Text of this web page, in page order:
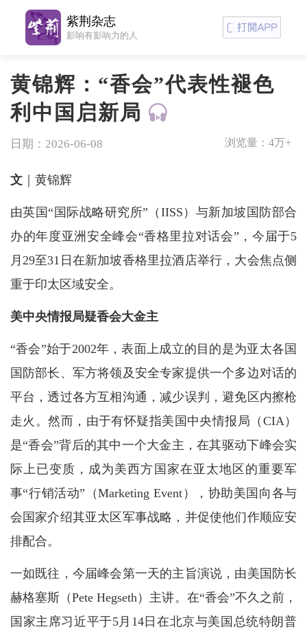
黄锦辉：“香会”代表性褪色
利中国启新局
日期：2026-06-08 浏览量： 4万+
文｜黄锦辉
由英国“国际战略研究所”（IISS）与新加坡国防部合
办的年度亚洲安全峰会“香格里拉对话会”，今届于5
月29至31日在新加坡香格里拉酒店举行，大会焦点侧
重于印太区域安全。
美中央情报局疑香会大金主
“香会”始于2002年，表面上成立的目的是为亚太各国
国防部长、军方将领及安全专家提供一个多边对话的
平台，透过各方互相沟通，减少误判，避免区内擦枪
走火。然而，由于有怀疑指美国中央情报局（CIA）
是“香会”背后的其中一个大金主，在其驱动下峰会实
际上已变质，成为美西方国家在亚太地区的重要军
事“行销活动”（Marketing Event），协助美国向各与
会国家介绍其亚太区军事战略，并促使他们作顺应安
排配合。
一如既往，今届峰会第一天的主旨演说，由美国防长
赫格塞斯（Pete Hegseth）主讲。在“香会”不久之前，
国家主席习近平于5月14日在北京与美国总统特朗普
紫荆杂志
影响有影响力的人